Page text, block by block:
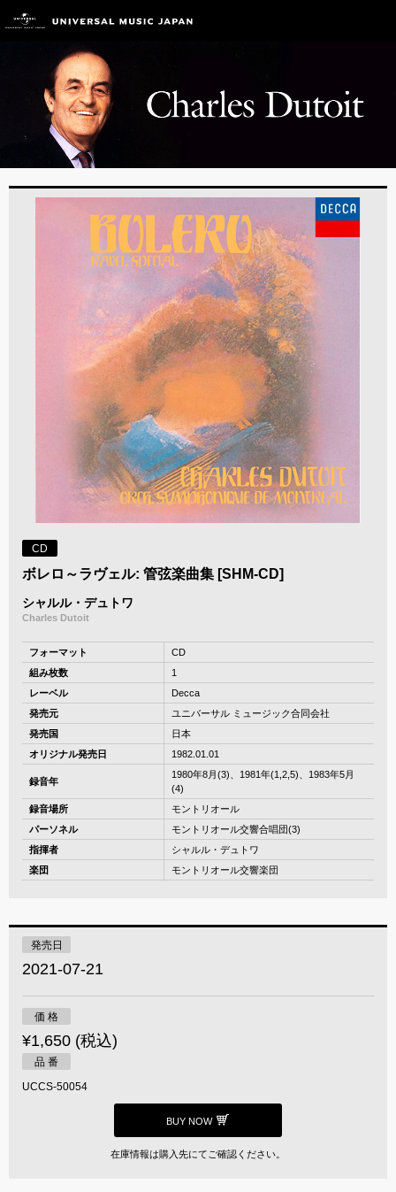
CD
ボレロ～ラヴェル: 管弦楽曲集 [SHM-CD]
シャルル・デュトワ
Charles Dutoit
フォーマット
CD
組み枚数
1
レーベル
Decca
発売元
ユニバーサル ミュージック合同会社
発売国
日本
オリジナル発売日
1982.01.01
録音年
1980年8月(3)、1981年(1,2,5)、1983年5月
(4)
録音場所
モントリオール
パーソネル
モントリオール交響合唱団(3)
指揮者
シャルル・デュトワ
楽団
モントリオール交響楽団
発売日
2021-07-21
価 格
¥1,650 (税込)
品 番
UCCS-50054
BUY NOW
在庫情報は購入先にてご確認ください。